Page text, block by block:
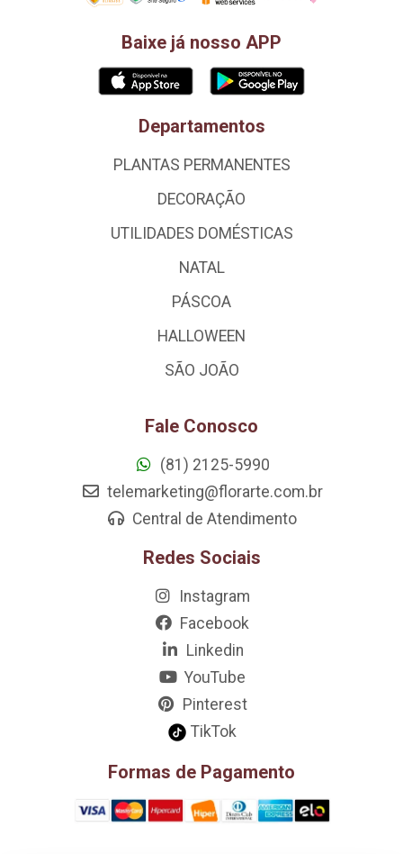
Baixe já nosso APP
Departamentos
PLANTAS PERMANENTES
DECORAÇÃO
UTILIDADES DOMÉSTICAS
NATAL
PÁSCOA
HALLOWEEN
SÃO JOÃO
Fale Conosco
(81) 2125-5990
telemarketing@florarte.com.br
Central de Atendimento
Redes Sociais
Instagram
Facebook
Linkedin
YouTube
Pinterest
TikTok
Formas de Pagamento